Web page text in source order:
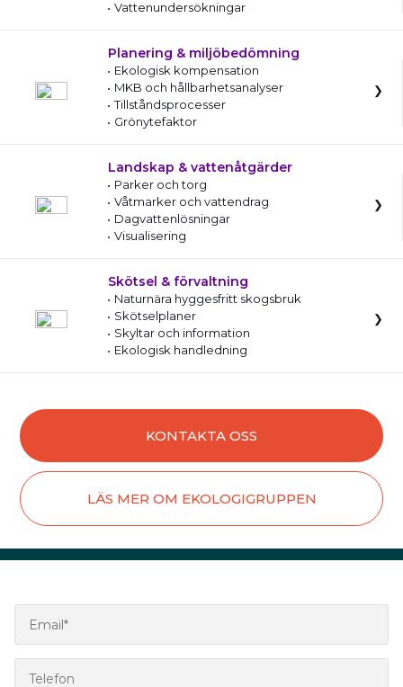
Vattenundersökningar
Planering & miljöbedömning
Ekologisk kompensation
MKB och hållbarhetsanalyser
Tillståndsprocesser
Grönytefaktor
Landskap & vattenåtgärder
Parker och torg
Våtmarker och vattendrag
Dagvattenlösningar
Visualisering
Skötsel & förvaltning
Naturnära hyggesfritt skogsbruk
Skötselplaner
Skyltar och information
Ekologisk handledning
KONTAKTA OSS
LÄS MER OM EKOLOGIGRUPPEN